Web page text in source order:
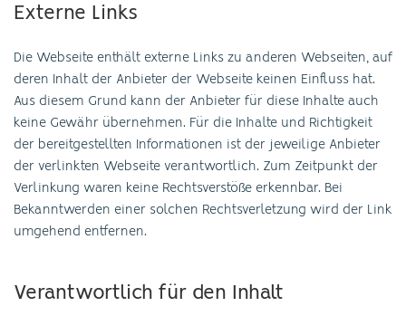
Externe Links
Die Webseite enthält externe Links zu anderen Webseiten, auf
deren Inhalt der Anbieter der Webseite keinen Einfluss hat.
Aus diesem Grund kann der Anbieter für diese Inhalte auch
keine Gewähr übernehmen. Für die Inhalte und Richtigkeit
der bereitgestellten Informationen ist der jeweilige Anbieter
der verlinkten Webseite verantwortlich. Zum Zeitpunkt der
Verlinkung waren keine Rechtsverstöße erkennbar. Bei
Bekanntwerden einer solchen Rechtsverletzung wird der Link
umgehend entfernen.
Verantwortlich für den Inhalt